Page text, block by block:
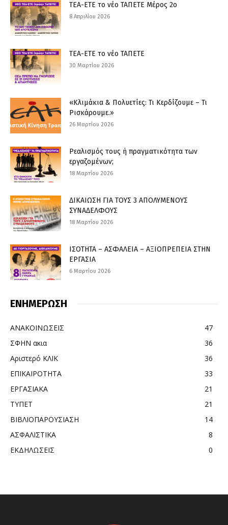
ΤΕΑ-ΕΤΕ το νέο ΤΑΠΕΤΕ Μέρος 2ο
8 Απριλίου 2026
ΤΕΑ-ΕΤΕ το νέο ΤΑΠΕΤΕ
30 Μαρτίου 2026
«Κλιμάκια & Πολυετίες: Τι Κερδίζουμε – Τι
Ρισκάρουμε.»
26 Μαρτίου 2026
Ρεαλισμός τους ή πραγματικότητα των
εργαζομένων;
18 Μαρτίου 2026
ΔΙΚΑΙΩΣΗ ΓΙΑ ΤΟΥΣ 3 ΑΠΟΛΥΜΕΝΟΥΣ
ΣΥΝΑΔΕΛΦΟΥΣ
18 Μαρτίου 2026
ΙΣΟΤΗΤΑ – ΑΣΦΑΛΕΙΑ – ΑΞΙΟΠΡΕΠΕΙΑ ΣΤΗΝ
ΕΡΓΑΣΙΑ
6 Μαρτίου 2026
ΕΝΗΜΕΡΩΣΗ
ΑΝΑΚΟΙΝΩΣΕΙΣ
47
ΣΦΗΝ ακια
36
Αριστερό ΚΛΙΚ
36
ΕΠΙΚΑΙΡΟΤΗΤΑ
33
ΕΡΓΑΣΙΑΚΑ
21
ΤΥΠΕΤ
21
ΒΙΒΛΙΟΠΑΡΟΥΣΙΑΣΗ
14
ΑΣΦΑΛΙΣΤΙΚΑ
8
ΕΚΔΗΛΩΣΕΙΣ
0